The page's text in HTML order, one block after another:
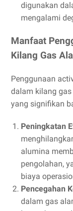
digunakan
mengalami
Manfaat
Kilang Gas
Penggunaan
dalam kilang
yang signifikan
Peningkatan
alumina
pengolahan,
biaya
Pencegahan
dalam gas